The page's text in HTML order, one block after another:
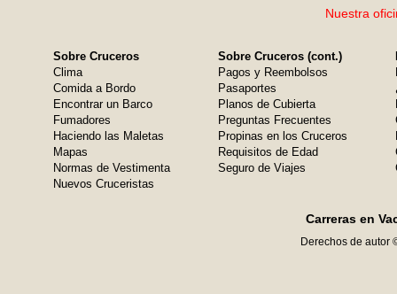
Nuestra
Sobre Cruceros
Clima
Comida a Bordo
Encontrar un Barco
Fumadores
Haciendo las Maletas
Mapas
Normas de Vestimenta
Nuevos Cruceristas
Sobre Cruceros (cont.)
Pagos y Reembolsos
Pasaportes
Planos de Cubierta
Preguntas Frecuentes
Propinas en los Cruceros
Requisitos de Edad
Seguro de Viajes
Carreras en
Derechos de autor